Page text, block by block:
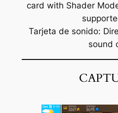
card with Shader
Tarjeta de sonido:
sound